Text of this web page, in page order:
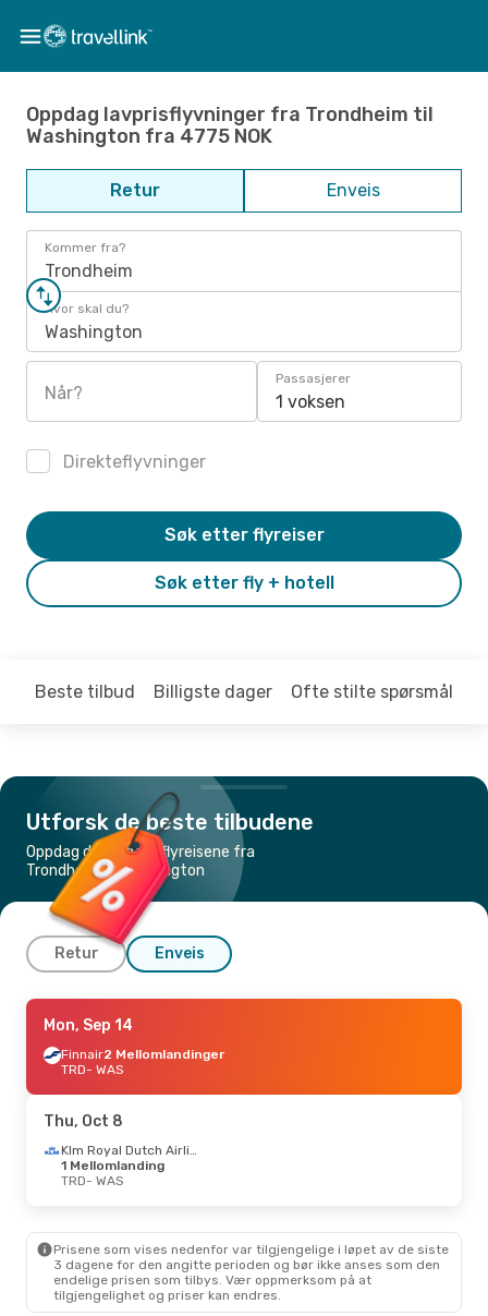
Oppdag lavprisflyvninger fra Trondheim til
Washington fra 4775 NOK
Retur Enveis
Kommer fra?
Trondheim
Hvor skal du?
Washington
Når?
Passasjerer
1 voksen
Direkteflyvninger
Søk etter fly + hotell
Søk etter flyreiser
Beste tilbud Billigste dager Ofte stilte spørsmål
Utforsk de beste tilbudene
Oppdag de billigste flyreisene fra
Trondheim til Washington
Retur Enveis
Thu, Aug 27
Scandinavian Airlines1 Mellomlanding
TRD- WAS
WAS- TRD
Sat, Sep 19- Thu, Sep 24
Lufthansa
Sun, Oct 11- Sun, Oct 18
Scandinavian Airlines
Mon, Sep 14
Finnair2 Mellomlandinger
TRD- WAS
Thu, Oct 8
Klm Royal Dutch Airlines
1 Mellomlanding
TRD- WAS
Prisene som vises nedenfor var tilgjengelige i løpet av de siste
3 dagene for den angitte perioden og bør ikke anses som den
endelige prisen som tilbys. Vær oppmerksom på at
tilgjengelighet og priser kan endres.